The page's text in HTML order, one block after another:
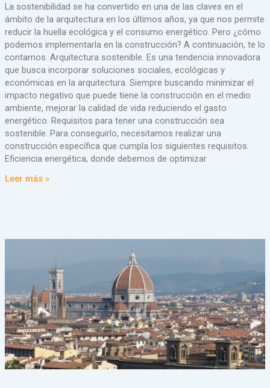
La sostenibilidad se ha convertido en una de las claves en el
ámbito de la arquitectura en los últimos años, ya que nos permite
reducir la huella ecológica y el consumo energético. Pero ¿cómo
podemos implementarla en la construcción? A continuación, te lo
contamos. Arquitectura sostenible. Es una tendencia innovadora
que busca incorporar soluciones sociales, ecológicas y
económicas en la arquitectura. Siempre buscando minimizar el
impacto negativo que puede tiene la construcción en el medio
ambiente, mejorar la calidad de vida reduciendo el gasto
energético. Requisitos para tener una construcción sea
sostenible. Para conseguirlo, necesitamos realizar una
construcción específica que cumpla los siguientes requisitos.
Eficiencia energética, donde debemos de optimizar
Leer más »